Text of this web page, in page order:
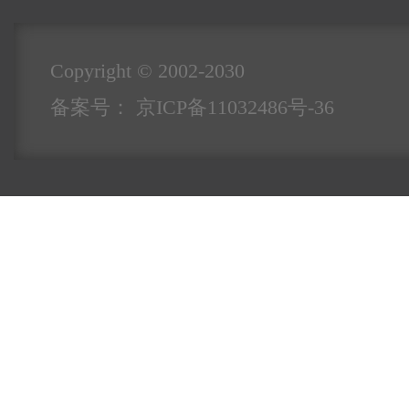
Copyright © 2002-2030
备案号： 京ICP备11032486号-36